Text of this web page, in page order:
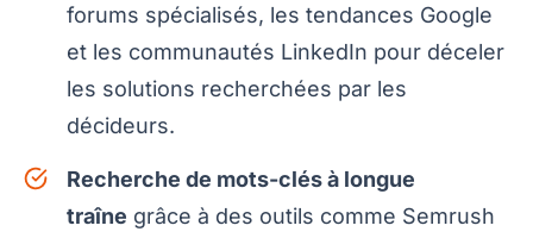
forums spécialisés, les tendances Google
et les communautés LinkedIn pour déceler
les solutions recherchées par les
décideurs.
Recherche de mots-clés à longue
traîne grâce à des outils comme Semrush